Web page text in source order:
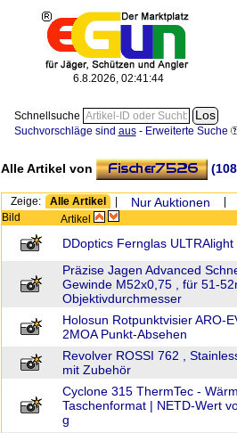
6.8.2026, 02:41:44
Schnellsuche
Suchvorschläge sind aus- Erweiterte Suche
Alle Artikel von
Zeige: Alle Artikel Nur Auktionen
Bild Artikel
DDoptics Fernglas
Präzise Jagen Advanced
Gewinde M52x0,75 , für 51-
Objektivdurchmesser
Holosun Rotpunktvisier ARO-
2MOA Punkt-Absehen
Revolver ROSSI 762 ,
mit Zubehör
Cyclone 315 ThermTec -
Taschenformat | NETD-Wert
g